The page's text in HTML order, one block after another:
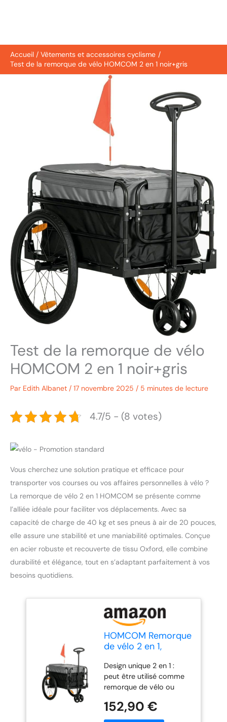
Accueil
Vêtements et accessoires cyclisme
Test de la remorque de vélo HOMCOM 2 en 1 noir+gris
Test de la remorque de vélo
HOMCOM 2 en 1 noir+gris
Par Edith Albanet / 17 novembre 2025 / 5 minutes de lecture
4.7/5 - (8 votes)
Vous cherchez une solution pratique et efficace pour
transporter vos courses ou vos affaires personnelles à vélo ?
La remorque de vélo 2 en 1 HOMCOM se présente comme
l’alliée idéale pour faciliter vos déplacements. Avec sa
capacité de charge de 40 kg et ses pneus à air de 20 pouces,
elle assure une stabilité et une maniabilité optimales. Conçue
en acier robuste et recouverte de tissu Oxford, elle combine
durabilité et élégance, tout en s’adaptant parfaitement à vos
besoins quotidiens.
HOMCOM Remorque
de vélo 2 en 1,
transport, pneus 20
pouces, 40 kg de
charge, acier, tissu
Oxford, noir+gris,
130 x 64 x 64/103
Design unique 2 en 1 :
peut être utilisé comme
remorque de vélo ou
Lorsqu'elle est utilisée
comme remorque de
152,90 €